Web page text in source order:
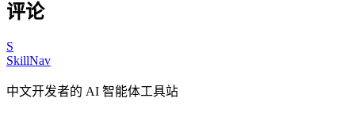
评论
S
SkillNav
中文开发者的 AI 智能体工具站